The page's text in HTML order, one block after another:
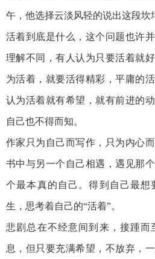
午，他选择云淡风轻的说出这段坎
活着到底是什么，这个问题也许
理解不同，有人认为只要活着就
为活着，就要活得精彩，平庸的
认为活着就有希望，就有前进的
自己也不得而知。
作家只为自己而写作，只为内心
书中与另一个自己相遇，遇见那
个最本真的自己。得到自己最想
生，思考着自己的“活着”。
悲剧总在不经意间到来，接踵而
息，但只要充满希望，不放弃，